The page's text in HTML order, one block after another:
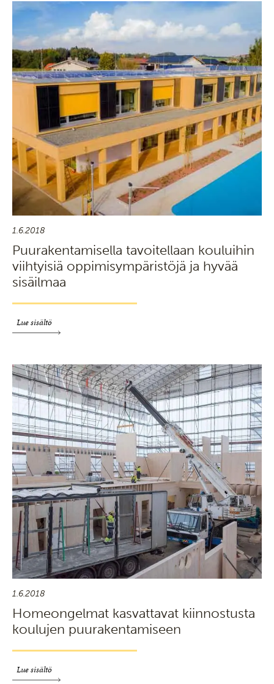
1.6.2018
Puurakentamisella tavoitellaan kouluihin
viihtyisiä oppimisympäristöjä ja hyvää
sisäilmaa
Lue sisältö
1.6.2018
Homeongelmat kasvattavat kiinnostusta
koulujen puurakentamiseen
Lue sisältö